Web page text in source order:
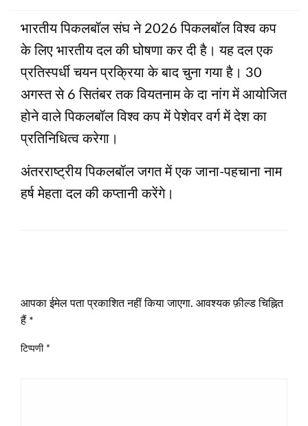
भारतीय पिकलबॉल संघ ने 2026 पिकलबॉल विश्व कप
के लिए भारतीय दल की घोषणा कर दी है। यह दल एक
प्रतिस्पर्धी चयन प्रक्रिया के बाद चुना गया है। 30
अगस्त से 6 सितंबर तक वियतनाम के दा नांग में आयोजित
होने वाले पिकलबॉल विश्व कप में पेशेवर वर्ग में देश का
प्रतिनिधित्व करेगा।
अंतरराष्ट्रीय पिकलबॉल जगत में एक जाना-पहचाना नाम
हर्ष मेहता दल की कप्तानी करेंगे।
आपका ईमेल पता प्रकाशित नहीं किया जाएगा. आवश्यक फ़ील्ड चिह्नित
हैं *
टिप्पणी *